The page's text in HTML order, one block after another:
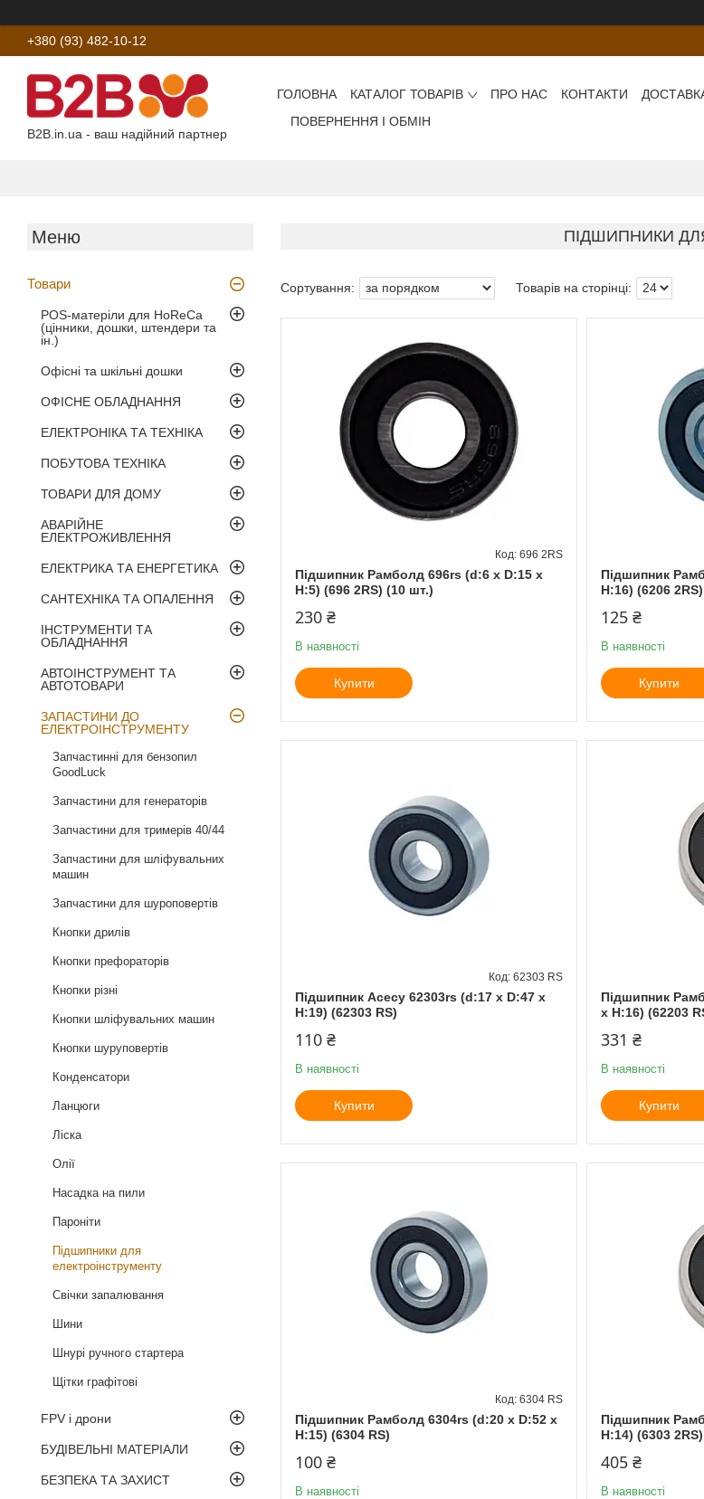
+380 (93) 482-10-12
B2B.in.ua - ваш надійний партнер
ГОЛОВНА КАТАЛОГ ТОВАРІВ ПРО НАС КОНТАКТИ
ПОВЕРНЕННЯ І ОБМІН
Товари
POS-матеріли для HoReCa
(цінники, дошки, штендери та
ін.)
Офісні та шкільні дошки
ОФІСНЕ ОБЛАДНАННЯ
ЕЛЕКТРОНІКА ТА ТЕХНІКА
ПОБУТОВА ТЕХНІКА
ТОВАРИ ДЛЯ ДОМУ
АВАРІЙНЕ
ЕЛЕКТРОЖИВЛЕННЯ
ЕЛЕКТРИКА ТА ЕНЕРГЕТИКА
САНТЕХНІКА ТА ОПАЛЕННЯ
ІНСТРУМЕНТИ ТА
ОБЛАДНАННЯ
АВТОІНСТРУМЕНТ ТА
АВТОТОВАРИ
ЗАПАСТИНИ ДО
ЕЛЕКТРОІНСТРУМЕНТУ
Запчастинні для бензопил
GoodLuck
Запчастини для генераторів
Запчастини для тримерів 40/44
Запчастини для шліфувальних
машин
Запчастини для шуроповертів
Кнопки дрилів
Кнопки префораторів
Кнопки різні
Кнопки шліфувальних машин
Кнопки шуруповертів
Конденсатори
Ланцюги
Ліска
Олії
Насадка на пили
Пароніти
Підшипники для
електроінструменту
Свічки запалювання
Шини
Шнурі ручного стартера
Щітки графітові
FPV і дрони
БУДІВЕЛЬНІ МАТЕРІАЛИ
БЕЗПЕКА ТА ЗАХИСТ
ПІДШИПНИКИ
Підшипник Рамболд 696rs (d:6 x D:15 x
H:5) (696 2RS) (10 шт.)
696 2RS
230 ₴
В наявності
Купити
Підшипник
H:16) (6206 2RS)
125 ₴
В наявності
Купити
Підшипник Асесу 62303rs (d:17 x D:47 x
H:19) (62303 RS)
62303 RS
110 ₴
В наявності
Купити
Підшипник
x H:16) (62203
331 ₴
В наявності
Купити
Підшипник Рамболд 6304rs (d:20 x D:52 x
H:15) (6304 RS)
6304 RS
100 ₴
В наявності
Підшипник
H:14) (6303
405 ₴
В наявності